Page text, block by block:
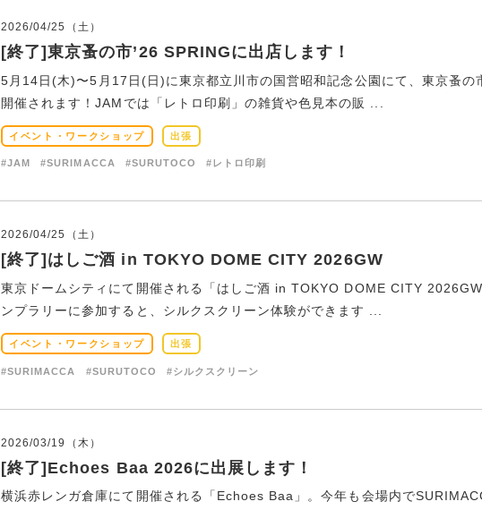
2026/04/25（土）
[終了]東京蚤の市’26 SPRINGに出店します！
5月14日(木)〜5月17日(日)に東京都立川市の国営昭和記念公園にて、東京蚤の
開催されます！JAMでは「レトロ印刷」の雑貨や色見本の販 ...
イベント・ワークショップ 出張
#JAM #SURIMACCA #SURUTOCO #レトロ印刷
2026/04/25（土）
[終了]はしご酒 in TOKYO DOME CITY 2026GW
東京ドームシティにて開催される「はしご酒 in TOKYO DOME CITY
ンプラリーに参加すると、シルクスクリーン体験ができます ...
イベント・ワークショップ 出張
#SURIMACCA #SURUTOCO #シルクスクリーン
2026/03/19（木）
[終了]Echoes Baa 2026に出展します！
横浜赤レンガ倉庫にて開催される「Echoes Baa」。今年も会場内で